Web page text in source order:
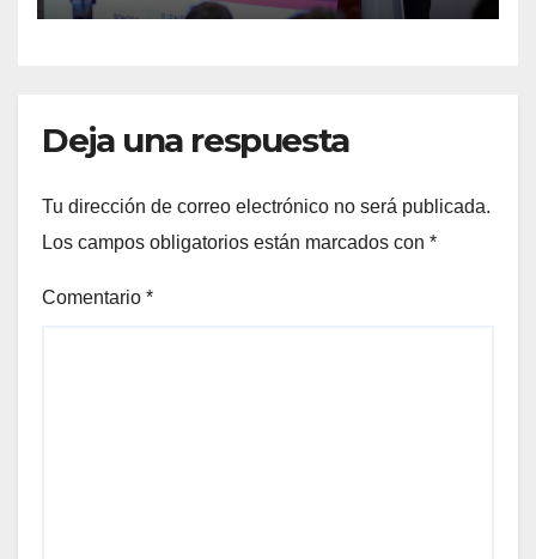
infraestructura
Deja una respuesta
Tu dirección de correo electrónico no será publicada.
Los campos obligatorios están marcados con *
Comentario *